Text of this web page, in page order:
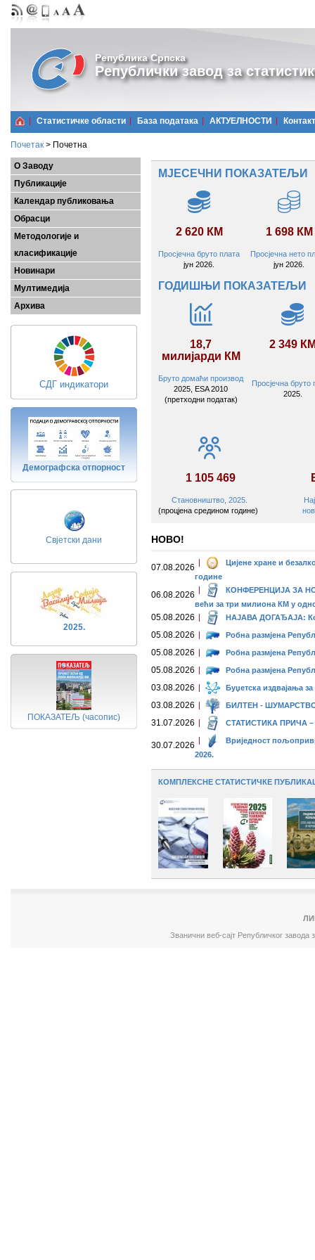
Република Српска
Републички завод за
Статистичке области Базa података АКТУЕЛНОСТИ Контакт
Почетак > Почетна
О Заводу
Публикације
Календар публиковања
Обрасци
Методологије и
класификације
Новинари
Мултимедија
Архива
СДГ индикатори
Демографска отпорност
Свјетски дани
2025.
ПОКАЗАТЕЉ (часопис)
МЈЕСЕЧНИ ПОКАЗАТЕЉИ
2 620 КМ
Просјечна бруто плата
јун 2026.
1 698 КМ
Просјечна нето
јун 2026.
ГОДИШЊИ ПОКАЗАТЕЉИ
18,7
милијарди КМ
2 349
Бруто домаћи производ
2025, ESA 2010
(претходни податак)
Просјечна бруто
2025.
1 105 469
Становништво, 2025.
(процјена средином године)
НОВО!
07.08.2026
Цијене хране и
године
06.08.2026
КОНФЕРЕНЦИЈА ЗА
већи за три милиона КМ у
05.08.2026 НАЈАВА ДОГАЂАЈА:
05.08.2026 Робна размјена
05.08.2026 Робна размјена
05.08.2026 Робна размјена
03.08.2026 Буџетска издвајања
03.08.2026 БИЛТЕН -
31.07.2026 СТАТИСТИКА ПРИЧА –
30.07.2026
Вриједност
2026.
КОМПЛЕКСНЕ СТАТИСТИЧКЕ
Званични веб-сајт Републичког